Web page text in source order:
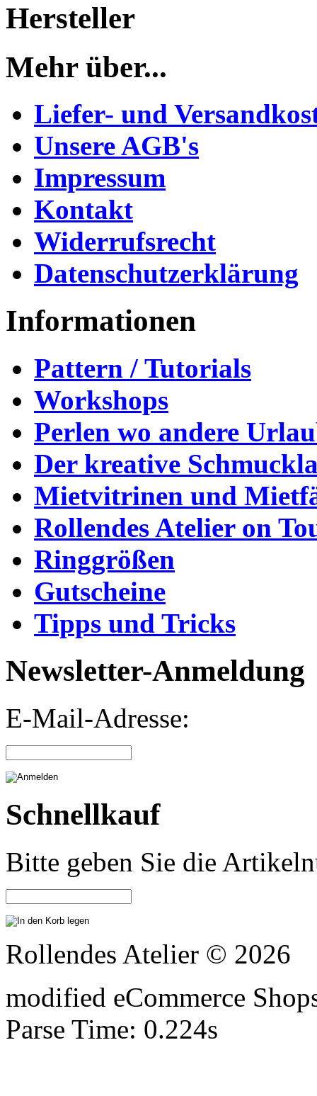
Hersteller
Mehr über...
Liefer- und
Unsere AGB's
Impressum
Kontakt
Widerrufsrecht
Datenschutzerklärung
Informationen
Pattern / Tutorials
Workshops
Perlen wo andere
Der kreative
Mietvitrinen und
Rollendes Atelier on
Ringgrößen
Gutscheine
Tipps und Tricks
Newsletter-Anmeldung
E-Mail-Adresse:
Schnellkauf
Bitte geben Sie die
Rollendes Atelier © 2026
modified eCommerce
Parse Time: 0.224s